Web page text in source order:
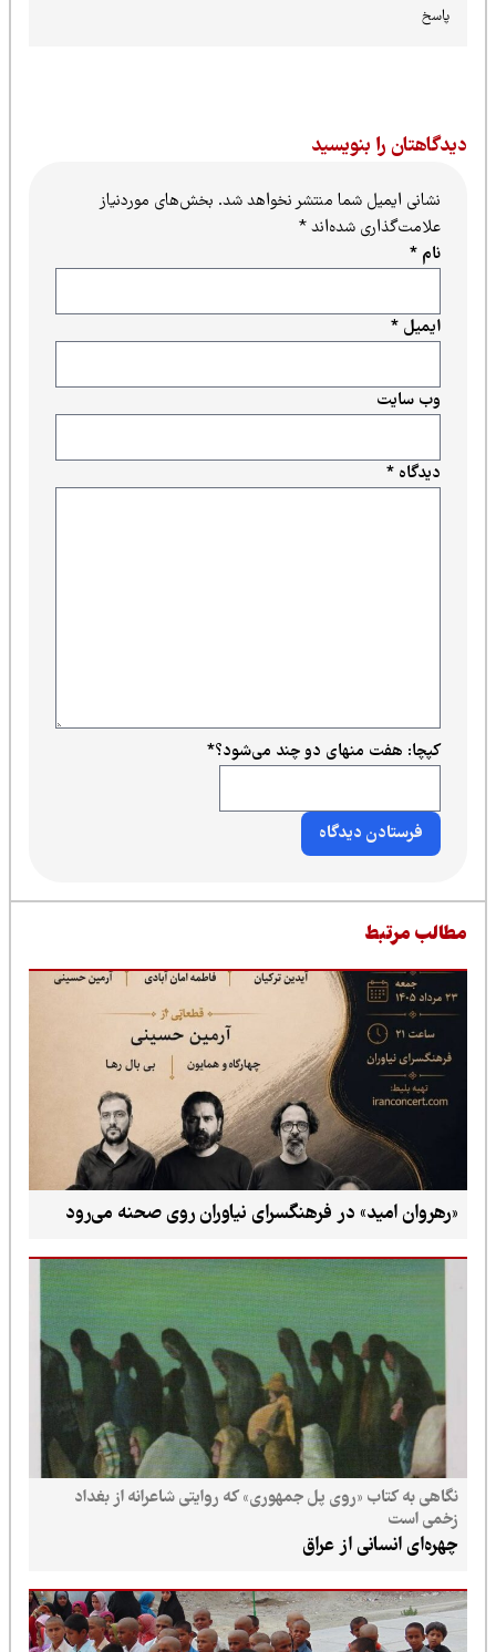
را بنویسید
نشانی ایمیل شما منتشر نخواهد شد.بخش‌های موردنیاز
علامت‌گذاری شده‌اند*
دیدگاه*
ایمیل*
وب‌ سایت
کپچا: هفت منهای دو چند می‌شود؟*
مرتبط
«رهروان امید» در فرهنگسرای نیاوران روی صحنه می‌رود
نگاهی به کتاب «روی پل جمهوری» که روایتی شاعرانه از بغداد
زخمی است
چهره‌ای انسانی از عراق